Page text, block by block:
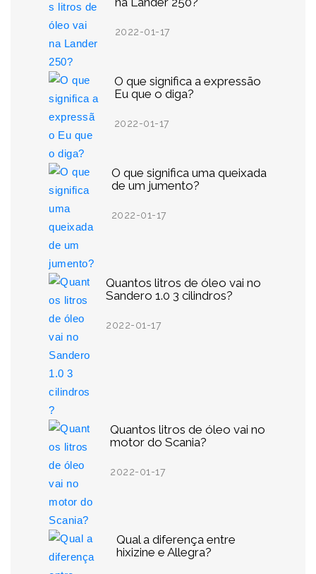
2022-01-17
O que significa a expressão
Eu que o diga?
2022-01-17
O que significa uma queixada
de um jumento?
2022-01-17
Quantos litros de óleo vai no
Sandero 1.0 3 cilindros?
2022-01-17
Quantos litros de óleo vai no
motor do Scania?
2022-01-17
Qual a diferença entre
hixizine e Allegra?